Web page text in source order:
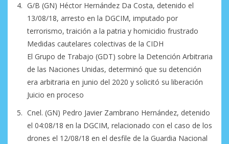
G/B (GN) Héctor Hernández Da Costa, detenido el
13/08/18, arresto en la DGCIM, imputado por
terrorismo, traición a la patria y homicidio frustrado
Medidas cautelares colectivas de la CIDH
El Grupo de Trabajo (GDT) sobre la Detención Arbitraria
de las Naciones Unidas, determinó que su detención
era arbitraria en junio del 2020 y solicitó su liberación
Juicio en proceso
Cnel. (GN) Pedro Javier Zambrano Hernández, detenido
el 04:08/18 en la DGCIM, relacionado con el caso de los
drones el 12/08/18 en el desfile de la Guardia Nacional